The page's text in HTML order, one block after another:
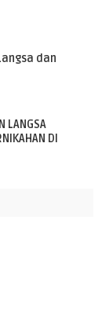
dan
LANGSA
DI